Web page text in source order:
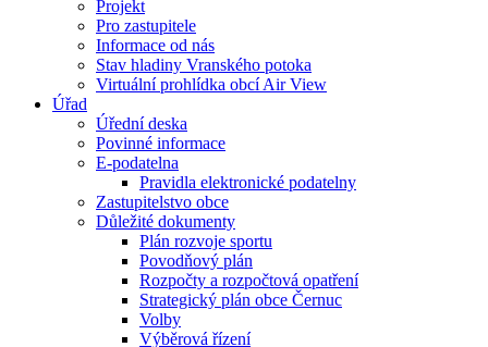
Projekt
Pro zastupitele
Informace od nás
Stav hladiny Vranského potoka
Virtuální prohlídka obcí Air View
Úřad
Úřední deska
Povinné informace
E-podatelna
Pravidla elektronické podatelny
Zastupitelstvo obce
Důležité dokumenty
Plán rozvoje sportu
Povodňový plán
Rozpočty a rozpočtová opatření
Strategický plán obce Černuc
Volby
Výběrová řízení